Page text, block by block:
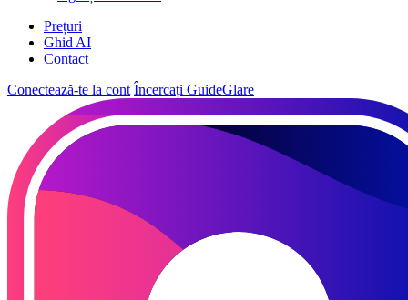
Prețuri
Ghid AI
Contact
Conectează-te la cont Încercați GuideGlare